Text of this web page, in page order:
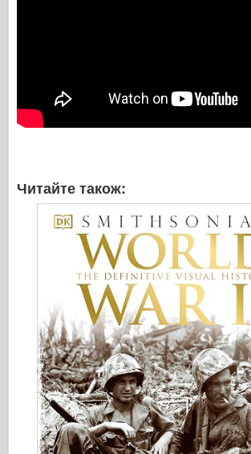
Читайте також: